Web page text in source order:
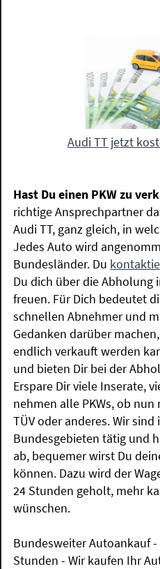
Audi TT jetzt
Hast Du einen PKW zu
richtige Ansprechpartner
Audi TT, ganz gleich, in
Jedes Auto wird
Bundesländer. Du
Du dich über die Abholung
freuen. Für Dich bedeutet
schnellen Abnehmer und
Gedanken darüber
endlich verkauft werden
und bieten Dir bei der
Erspare Dir viele Inserate,
nehmen alle PKWs, ob
TÜV oder anderes. Wir sind
Bundesgebieten tätig und
ab, bequemer wirst Du
können. Dazu wird der
24 Stunden geholt, mehr
wünschen.
Bundesweiter Autoankauf
Stunden - Wir kaufen Ihr